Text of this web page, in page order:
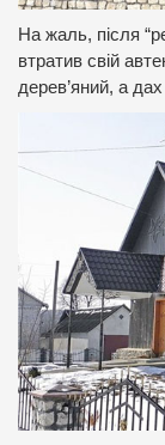
На жаль, після
втратив свій
дерев’яний, а